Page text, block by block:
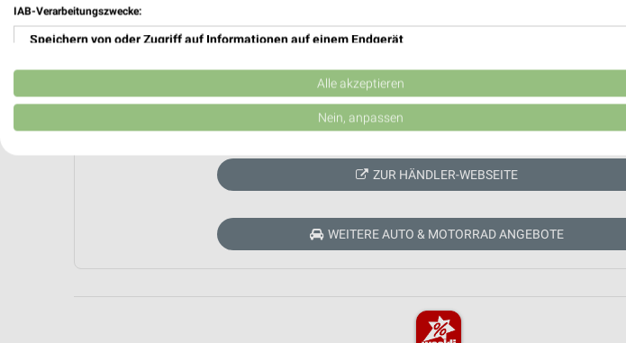
Aktuell keine Prospekte vorhanden.
ZUR HÄNDLER-WEBSEITE
WEITERE AUTO & MOTORRAD ANGEBOTE
IAB-Verarbeitungszwecke:
Speichern von oder Zugriff auf Informationen auf einem Endgerät
Verwendung reduzierter Daten zur Auswahl von Werbeanzeigen
Erstellung von Profilen für personalisierte Werbung
Erstellung von Profilen zur Personalisierung von Inhalten
Verwendung von Profilen zur Auswahl personalisierter Inhalte
Analyse von Zielgruppen durch Statistiken oder Kombinationen von Daten aus verschiedenen
Alle akzeptieren
Nein, anpassen